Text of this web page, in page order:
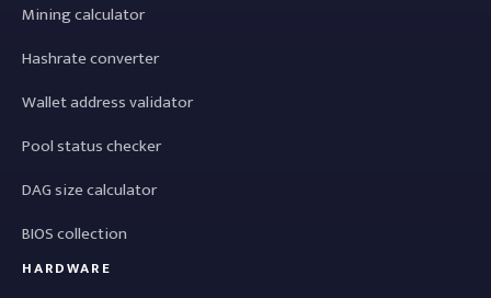
Mining calculator
Hashrate converter
Wallet address validator
Pool status checker
DAG size calculator
BIOS collection
HARDWARE